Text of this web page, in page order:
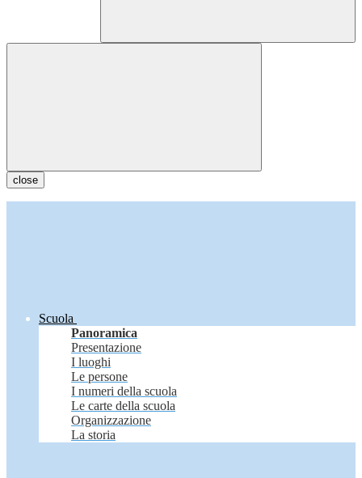
close
Scuola
Panoramica
Presentazione
I luoghi
Le persone
I numeri della scuola
Le carte della scuola
Organizzazione
La storia